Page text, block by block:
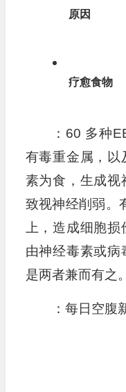
原因
疗愈食物
：60 多种
有毒重金属，以
素为食，生成视
致视神经削弱。
上，造成细胞损
由神经毒素或
是两者兼而有之。
：每日空腹